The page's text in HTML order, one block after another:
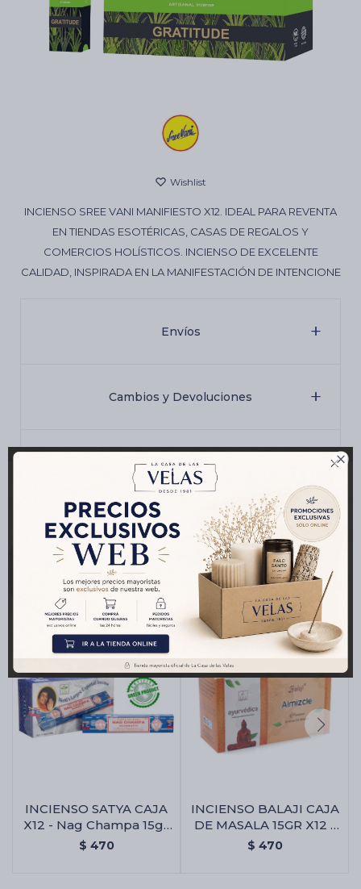

INCIENSO SREE VANI MANIFIESTO X12. IDEAL PARA REVENTA
EN TIENDAS ESOTÉRICAS, CASAS DE REGALOS Y
COMERCIOS HOLÍSTICOS. INCIENSO DE EXCELENTE
CALIDAD, INSPIRADA EN LA MANIFESTACIÓN DE INTENCIONE
Envíos
Cambios y Devoluciones
Medios de pago
Productos que te pueden interesar
INCIENSO SATYA CAJA
X12 - Nag Champa 15gr
X12 Uni.
$ 470
INCIENSO BALAJI CAJA
DE MASALA 15GR X12 -
Almizcle
$ 470
Cartas de Tarot
Aromatizantes de ambientes
Artículos Esotéricos